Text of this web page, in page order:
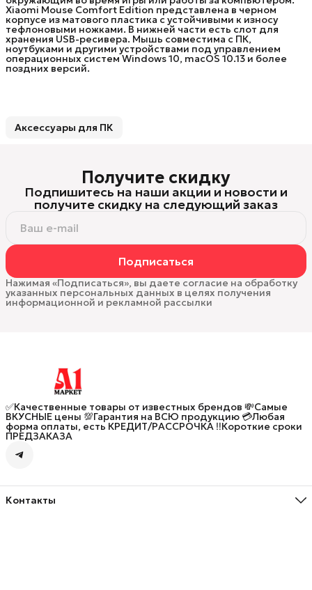
Xiaomi Mouse Comfort Edition представлена в черном
корпусе из матового пластика с устойчивыми к износу
тефлоновыми ножками. В нижней части есть слот для
хранения USB-ресивера. Мышь совместима с ПК,
ноутбуками и другими устройствами под управлением
операционных систем Windows 10, macOS 10.13 и более
поздних версий.
Аксессуары для ПК
Получите скидку
Подпишитесь на наши акции и новости и
получите скидку на следующий заказ
Подписаться
Нажимая «Подписаться», вы даете согласие на обработку
указанных персональных данных в целях получения
информационной и рекламной рассылки
✅Качественные товары от известных брендов 💸Самые
ВКУСНЫЕ цены 💯Гарантия на ВСЮ продукцию 💳Любая
форма оплаты, есть КРЕДИТ/РАССРОЧКА ‼️Короткие сроки
ПРЕДЗАКАЗА
Контакты